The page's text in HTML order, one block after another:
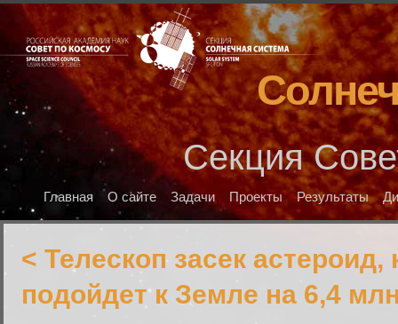
Секция
Главная О сайте Задачи Проекты Результаты
< Телескоп засек астероид,
подойдет к Земле на 6,4